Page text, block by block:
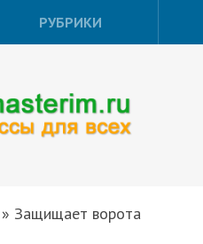
РУБРИКИ
» Защищает ворота